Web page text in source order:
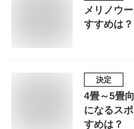
メリノウ
すすめは？
決定
4畳～5畳
になるス
すめは？